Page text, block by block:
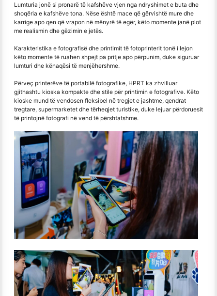
Lumturia jonë si pronarë të kafshëve vjen nga ndryshimet e buta dhe
shoqëria e kafshëve tona. Nëse është mace që gërvishtë mure dhe
karrige apo qen që vrapon në mënyrë të egër, këto momente janë plot
me realismin dhe gëzimin e jetës.
Karakteristika e fotografisë dhe printimit të fotoprinterit tonë i lejon
këto momente të ruahen shpejt pa pritje apo përpunim, duke siguruar
lumturi dhe kënaqësi të menjëhershme.
Përveç printerëve të portabilë fotografike, HPRT ka zhvilluar
gjithashtu kioska kompakte dhe stile për printimin e fotografive. Këto
kioske mund të vendosen fleksibel në tregjet e jashtme, qendrat
tregtare, supermarketet dhe tërheqjet turistike, duke lejuar përdoruesit
të printojnë fotografi në vend të përshtatshme.